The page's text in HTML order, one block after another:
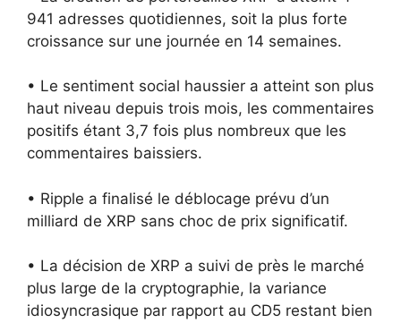
941 adresses quotidiennes, soit la plus forte
croissance sur une journée en 14 semaines.
• Le sentiment social haussier a atteint son plus
haut niveau depuis trois mois, les commentaires
positifs étant 3,7 fois plus nombreux que les
commentaires baissiers.
• Ripple a finalisé le déblocage prévu d’un
milliard de XRP sans choc de prix significatif.
• La décision de XRP a suivi de près le marché
plus large de la cryptographie, la variance
idiosyncrasique par rapport au CD5 restant bien